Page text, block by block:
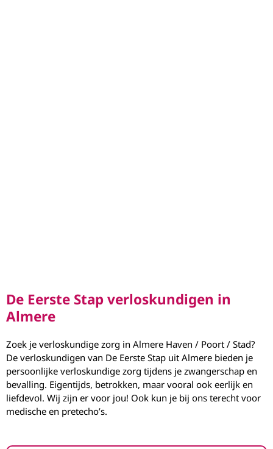
De Eerste Stap verloskundigen in
Almere
Zoek je verloskundige zorg in Almere Haven / Poort / Stad?
De verloskundigen van De Eerste Stap uit Almere bieden je
persoonlijke verloskundige zorg tijdens je zwangerschap en
bevalling. Eigentijds, betrokken, maar vooral ook eerlijk en
liefdevol. Wij zijn er voor jou! Ook kun je bij ons terecht voor
medische en pretecho’s.